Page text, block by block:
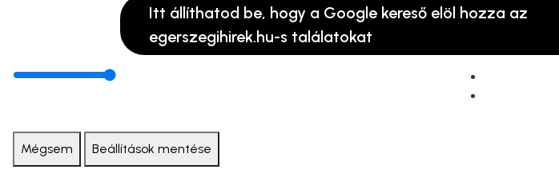
Itt állíthatod be, hogy a Google kereső elöl hozza az
egerszegihirek.hu-s találatokat
Mégsem Beállítások mentése